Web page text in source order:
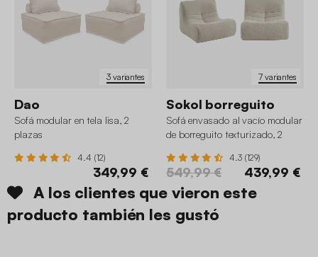
3 variantes
Dao
Sofá modular en tela lisa, 2
plazas
4.4 (12)
349,99 €
7 variantes
Sokol borreguito
Sofá envasado al vacío modular
de borreguito texturizado, 2
4.3 (129)
549,99 € 439,99 €
A los clientes que vieron este
producto también les gustó